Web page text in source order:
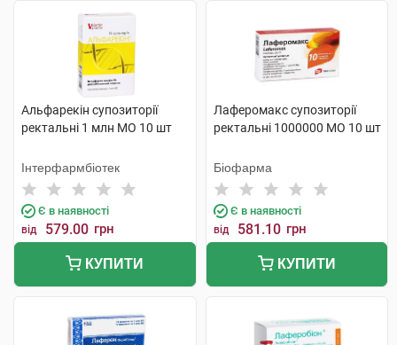
Альфарекін супозиторії
ректальні 1 млн МО 10 шт
Інтерфармбіотек
Є в наявності
від 579.00 грн
КУПИТИ
Лаферомакс супозиторії
ректальні 1000000 МО 10 шт
Біофарма
Є в наявності
від 581.10 грн
КУПИТИ